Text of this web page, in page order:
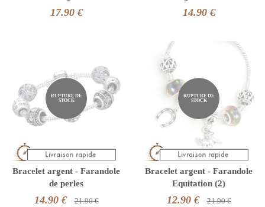
17.90 € 14.90 €
RUPTURE DE
STOCK
Bracelet argent - Farandole
de perles
14.90 € 21.90 €
RUPTURE DE
STOCK
Bracelet argent - Farandole
Equitation (2)
12.90 € 21.90 €